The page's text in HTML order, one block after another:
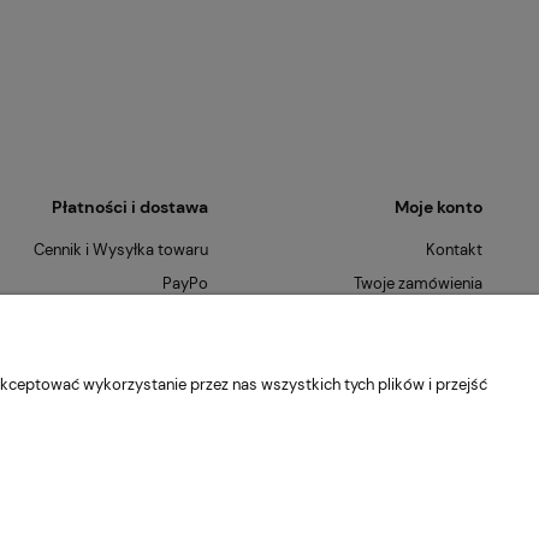
Płatności i dostawa
Cennik i Wysyłka towaru
PayPo
Moje konto
Kontakt
Twoje zamówienia
O nas
wykorzystanie przez nas wszystkich tych plików i przejść